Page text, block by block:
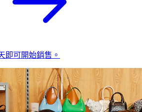
即可開始銷售。